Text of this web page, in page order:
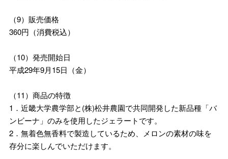
（9）販売価格
360円（消費税込）
（10）発売開始日
平成29年9月15日（金）
（11）商品の特徴
1．近畿大学農学部と(株)松井農園で共同開発した新品種「バ
ンビーナ」のみを使用したジェラートです。
2．無着色無香料で製造しているため、メロンの素材の味を
存分に楽しんでいただけます。